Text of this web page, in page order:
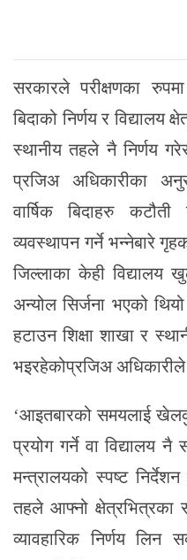
सरकारले परीक्षणका
बिदाको निर्णय र विद्यालय
स्थानीय तहले नै निर्णय
प्रजिअ अधिकारीका
वार्षिक बिदाहरु
व्यवस्थापन गर्ने भन्नेबारे
जिल्लाका केही विद्यालय
अन्योल सिर्जना भएको
हटाउन शिक्षा शाखा र
भइरहेकोप्रजिअ अधिकारीले
‘आइतबारको समयलाई
प्रयोग गर्ने वा विद्यालय नै
मन्त्रालयको स्पष्ट
तहले आफ्नो क्षेत्रभित्रका
व्यावहारिक निर्णय